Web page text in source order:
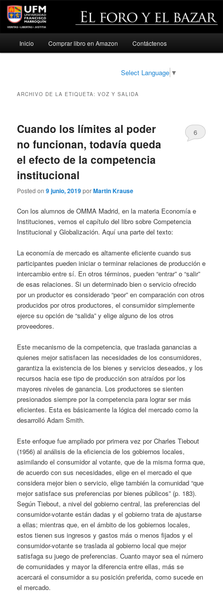
Ir
Ir
Inicio Comprar libro en Amazon Contáctenos
Select Language ▼
ARCHIVO DE LA ETIQUETA:VOZ Y SALIDA
Cuando los límites al poder
no funcionan, todavía queda
el efecto de la competencia
institucional
Posted on9 junio, 2019porMartin Krause
6
Con los alumnos de OMMA Madrid, en la materia Economía e
Instituciones, vemos el capítulo del libro sobre Competencia
Institucional y Globalización. Aquí una parte del texto:
La economía de mercado es altamente eficiente cuando sus
participantes pueden iniciar o terminar relaciones de producción e
intercambio entre sí. En otros términos, pueden “entrar” o “salir”
de esas relaciones. Si un determinado bien o servicio ofrecido
por un productor es considerado “peor” en comparación con otros
producidos por otros productores, el consumidor simplemente
ejerce su opción de “salida” y elige alguno de los otros
proveedores.
Este mecanismo de la competencia, que traslada ganancias a
quienes mejor satisfacen las necesidades de los consumidores,
garantiza la existencia de los bienes y servicios deseados, y los
recursos hacia ese tipo de producción son atraídos por los
mayores niveles de ganancia. Los productores se sienten
presionados siempre por la competencia para lograr ser más
eficientes. Esta es básicamente la lógica del mercado como la
desarrolló Adam Smith.
Este enfoque fue ampliado por primera vez por Charles Tiebout
(1956) al análisis de la eficiencia de los gobiernos locales,
asimilando el consumidor al votante, que de la misma forma que,
de acuerdo con sus necesidades, elige en el mercado el que
considera mejor bien o servicio, elige también la comunidad “que
mejor satisface sus preferencias por bienes públicos” (p. 183).
Según Tiebout, a nivel del gobierno central, las preferencias del
consumidor-votante están dadas y el gobierno trata de ajustarse
a ellas; mientras que, en el ámbito de los gobiernos locales,
estos tienen sus ingresos y gastos más o menos fijados y el
consumidor-votante se traslada al gobierno local que mejor
satisfaga su juego de preferencias. Cuanto mayor sea el número
de comunidades y mayor la diferencia entre ellas, más se
acercará el consumidor a su posición preferida, como sucede en
el mercado.